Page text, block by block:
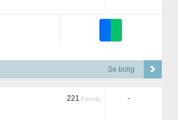
Se bolig
221 Ejerudg. -